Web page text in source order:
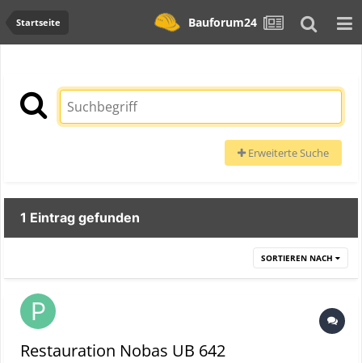
Startseite Bauforum24
Erweiterte Suche
1 Eintrag gefunden
SORTIEREN NACH
Restauration Nobas UB 642